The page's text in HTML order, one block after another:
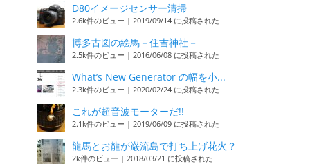
D80イメージセンサー清掃
2.6k件のビュー | 2019/09/14 に投稿された
博多古図の絵馬－住吉神社－
2.5k件のビュー | 2016/06/08 に投稿された
What’s New Generator の幅を小...
2.3k件のビュー | 2020/02/24 に投稿された
これが超音波モーターだ!!
2.1k件のビュー | 2019/06/09 に投稿された
龍馬とお龍が巌流島で打ち上げ花火？
2k件のビュー | 2018/03/21 に投稿された